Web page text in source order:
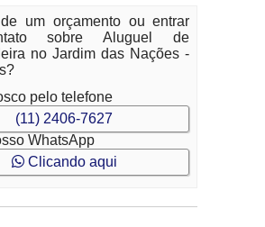
um orçamento ou entrar
sobre Aluguel de
no Jardim das Nações -
pelo telefone
(11) 2406-7627
WhatsApp
Clicando aqui